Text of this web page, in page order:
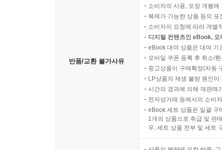
반품/교환 불가사유
소비자의 사용, 포장 개봉
복제가 가능한 상품 등의
소비자의 요청에 따라 개별
디지털 컨텐츠인 eBook,
eBook 대여 상품은 대여 기
모바일 쿠폰 등록 후 취소/
중고상품이 구매확정(자동
LP상품의 재생 불량 원인
시간의 경과에 의해 재판매
전자상거래 등에서의 소비
eBook 세트 상품은 일괄 구
1개의 상품으로 취급 및 판
우, 세트 상품 전부 및 세트